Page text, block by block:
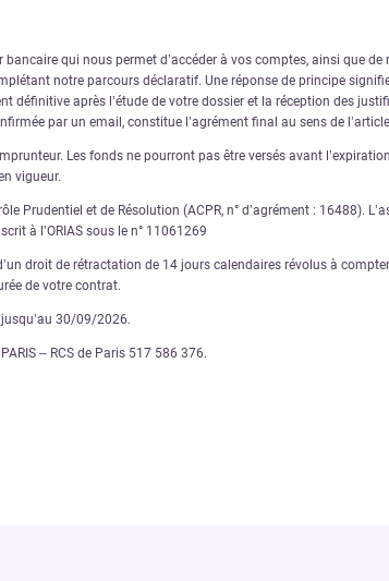
qui nous permet d’accéder à vos comptes, ainsi que
notre parcours déclaratif. Une réponse de principe
après l’étude de votre dossier et la réception des
par un email, constitue l’agrément final au sens de
Les fonds ne pourront pas être versés avant
vigueur.
Prudentiel et de Résolution (ACPR, n° d’agrément : 16488).
à l’ORIAS sous le n° 11061269
droit de rétractation de 14 jours calendaires révolus à
de votre contrat.
jusqu’au 30/09/2026.
– RCS de Paris 517 586 376.